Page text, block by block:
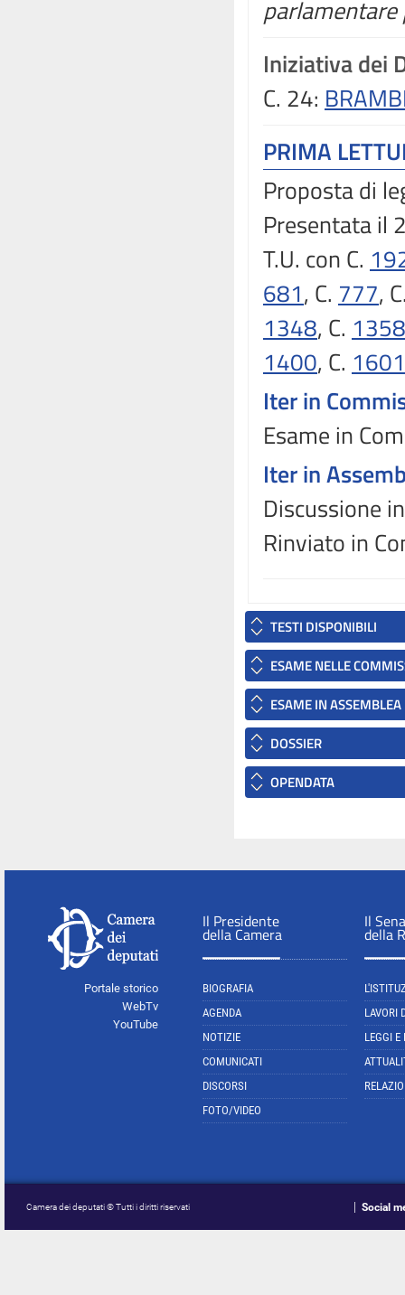
Iniziativa dei
C. 24:
PRIMA
Proposta di
Presentata il
T.U. con C.
681, C. 777,
1348, C. 1358
1400, C. 1601
Iter in
Esame in
Iter in
Discussione
Rinviato in
TESTI DISPONIBILI
ESAME NELLE
ESAME IN ASSEMBLEA
DOSSIER
OPENDATA
Portale storico
WebTv
YouTube
Il Presidente
della Camera
BIOGRAFIA
AGENDA
NOTIZIE
COMUNICATI
DISCORSI
FOTO/VIDEO
Il
della
LAVORI
LEGGI E
Camera dei deputati © Tutti i diritti riservati Social